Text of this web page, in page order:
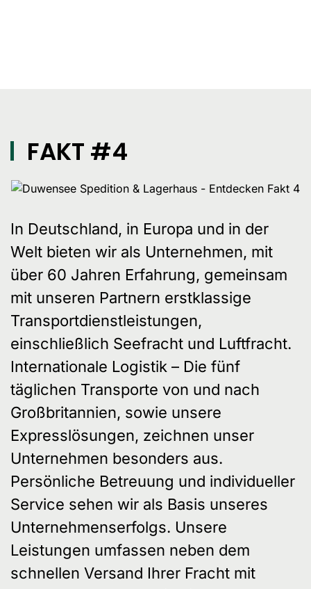
FAKT #4
In Deutschland, in Europa und in der
Welt bieten wir als Unternehmen, mit
über 60 Jahren Erfahrung, gemeinsam
mit unseren Partnern erstklassige
Transportdienstleistungen,
einschließlich Seefracht und Luftfracht.
Internationale Logistik – Die fünf
täglichen Transporte von und nach
Großbritannien, sowie unsere
Expresslösungen, zeichnen unser
Unternehmen besonders aus.
Persönliche Betreuung und individueller
Service sehen wir als Basis unseres
Unternehmenserfolgs. Unsere
Leistungen umfassen neben dem
schnellen Versand Ihrer Fracht mit